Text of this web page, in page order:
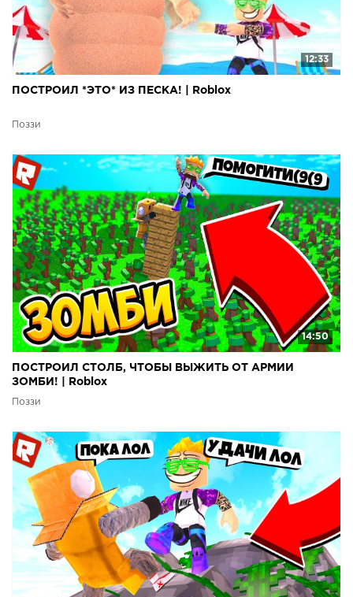
12:33
ПОСТРОИЛ *ЭТО* ИЗ ПЕСКА! | Roblox
Поззи
14:50
ПОСТРОИЛ СТОЛБ, ЧТОБЫ ВЫЖИТЬ ОТ АРМИИ
ЗОМБИ! | Roblox
Поззи